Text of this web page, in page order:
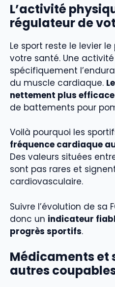
L’activité
régulateur de
Le sport reste le levier
votre santé. Une
spécifiquement
du muscle cardiaque.
nettement plus efficace
de battements pour
Voilà pourquoi les
fréquence cardiaque
Des valeurs situées
sont pas rares et
cardiovasculaire.
Suivre l’évolution de sa
donc un indicateur
progrès sportifs.
Médicaments et
autres